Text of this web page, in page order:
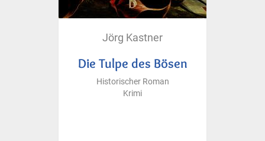
Jörg Kastner
Die Tulpe des Bösen
Historischer Roman
Krimi